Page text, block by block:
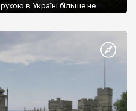
в Україні більше не